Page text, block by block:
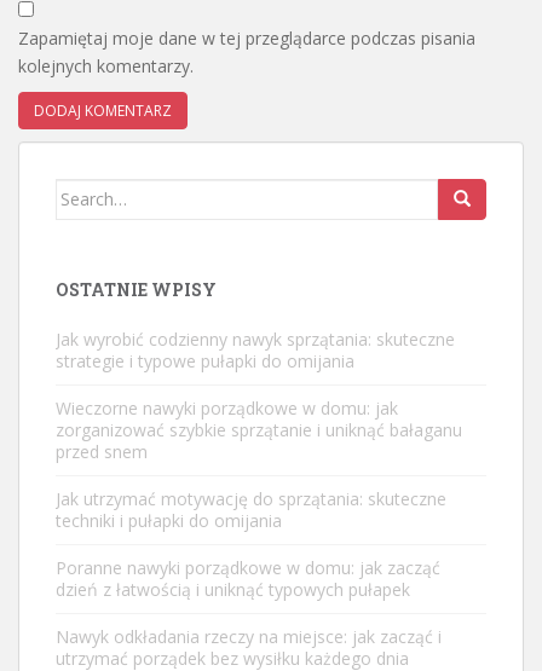
Zapamiętaj moje dane w tej przeglądarce podczas pisania
kolejnych komentarzy.
Search
OSTATNIE WPISY
Jak wyrobić codzienny nawyk sprzątania: skuteczne
strategie i typowe pułapki do omijania
Wieczorne nawyki porządkowe w domu: jak
zorganizować szybkie sprzątanie i uniknąć bałaganu
przed snem
Jak utrzymać motywację do sprzątania: skuteczne
techniki i pułapki do omijania
Poranne nawyki porządkowe w domu: jak zacząć
dzień z łatwością i uniknąć typowych pułapek
Nawyk odkładania rzeczy na miejsce: jak zacząć i
utrzymać porządek bez wysiłku każdego dnia